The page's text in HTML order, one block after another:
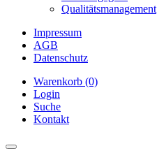
Qualitätsmanagement
Impressum
AGB
Datenschutz
Warenkorb (0)
Login
Suche
Kontakt